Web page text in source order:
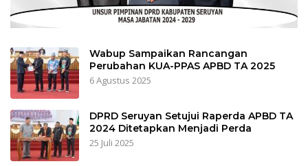
Wabup Sampaikan Rancangan
Perubahan KUA-PPAS APBD TA 2025
6 Agustus 2025
DPRD Seruyan Setujui Raperda APBD TA
2024 Ditetapkan Menjadi Perda
25 Juli 2025